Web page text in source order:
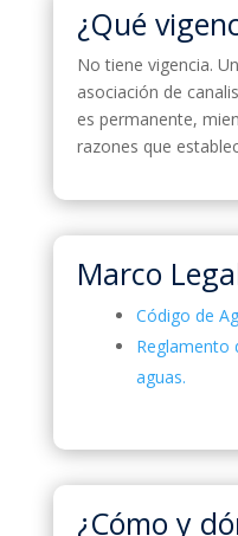
¿Qué
No tiene vigencia.
asociación de
es permanente,
razones que
Marco
Código de
Reglamento
aguas.
¿Cómo y